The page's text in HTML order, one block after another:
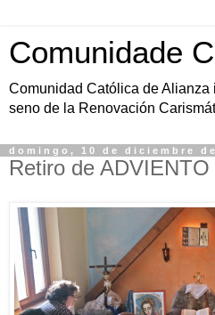
Comunidade
Comunidad Católica de Alianza
seno de la Renovación
domingo, 10 de diciembre
Retiro de ADVIENTO